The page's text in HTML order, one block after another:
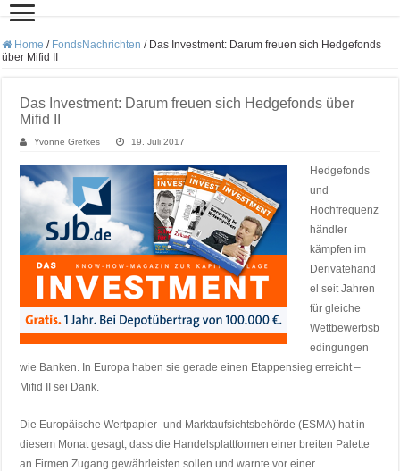
Home / FondsNachrichten / Das Investment: Darum freuen sich Hedgefonds
über Mifid II
Das Investment: Darum freuen sich Hedgefonds über
Mifid II
Yvonne Grefkes 19. Juli 2017
Hedgefonds
und
Hochfrequenz
händler
kämpfen im
Derivatehand
el seit Jahren
für gleiche
Wettbewerbsb
edingungen
wie Banken. In Europa haben sie gerade einen Etappensieg erreicht –
Mifid II sei Dank.
Die Europäische Wertpapier- und Marktaufsichtsbehörde (ESMA) hat in
diesem Monat gesagt, dass die Handelsplattformen einer breiten Palette
an Firmen Zugang gewährleisten sollen und warnte vor einer